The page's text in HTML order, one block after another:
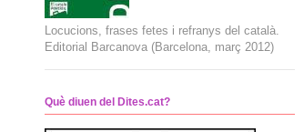
Locucions, frases fetes i refranys del català.
Editorial Barcanova (Barcelona, març 2012)
Què diuen del Dites.cat?